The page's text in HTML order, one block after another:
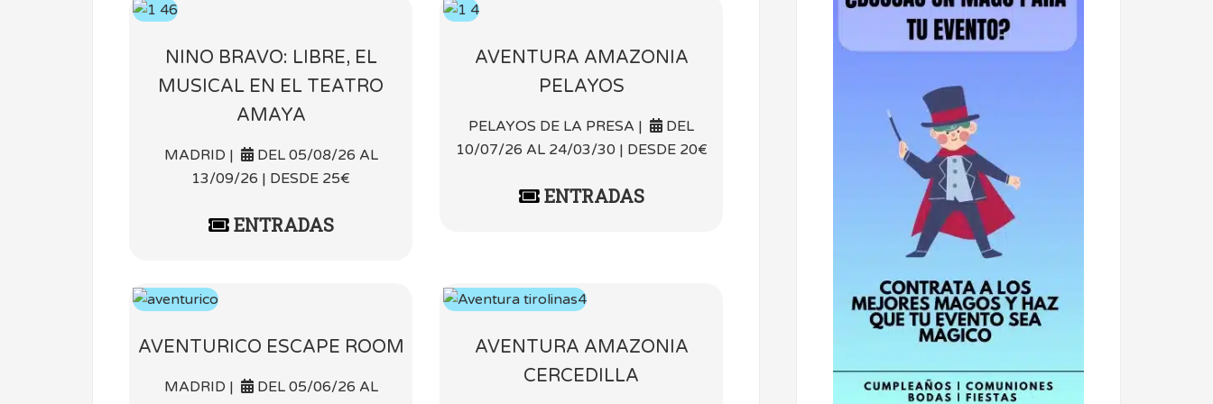
NINO BRAVO: LIBRE, EL
MUSICAL EN EL TEATRO
AMAYA
MADRID |
DEL 05/08/26 AL
13/09/26 | DESDE 25€
ENTRADAS
AVENTURA AMAZONIA
PELAYOS
PELAYOS DE LA PRESA |
DEL
10/07/26 AL 24/03/30 | DESDE 20€
ENTRADAS
AVENTURICO ESCAPE ROOM
MADRID |
DEL 05/06/26 AL
AVENTURA AMAZONIA
CERCEDILLA